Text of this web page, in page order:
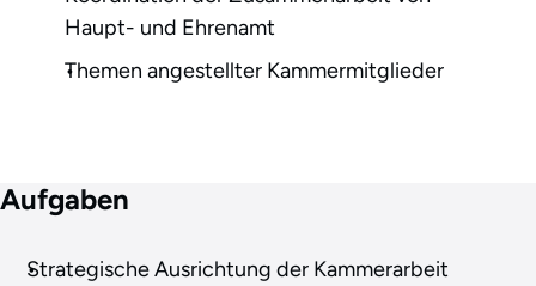
Haupt- und Ehrenamt
Themen angestellter Kammermitglieder
Aufgaben
Strategische Ausrichtung der Kammerarbeit